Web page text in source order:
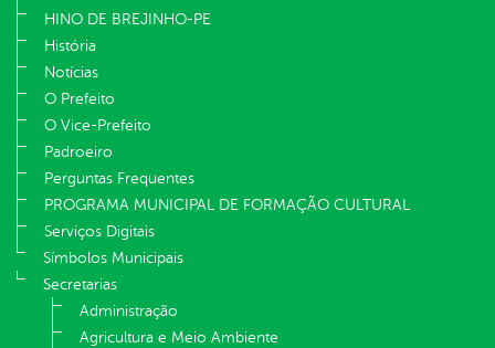
HINO DE BREJINHO-PE
História
Notícias
O Prefeito
O Vice-Prefeito
Padroeiro
Perguntas Frequentes
PROGRAMA MUNICIPAL DE FORMAÇÃO CULTURAL
Serviços Digitais
Símbolos Municipais
Secretarias
Administração
Agricultura e Meio Ambiente